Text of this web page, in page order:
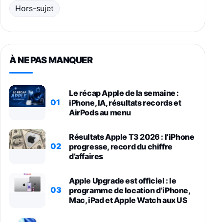
Hors-sujet
À NE PAS MANQUER
01
Le récap Apple de la semaine :
iPhone, IA, résultats records et
AirPods au menu
02
Résultats Apple T3 2026 : l’iPhone
progresse, record du chiffre
d’affaires
03
Apple Upgrade est officiel : le
programme de location d’iPhone,
Mac, iPad et Apple Watch aux US